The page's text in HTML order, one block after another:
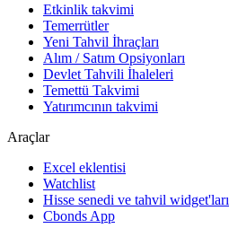
Etkinlik takvimi
Temerrütler
Yeni Tahvil İhraçları
Alım / Satım Opsiyonları
Devlet Tahvili İhaleleri
Temettü Takvimi
Yatırımcının takvimi
Araçlar
Excel eklentisi
Watchlist
Hisse senedi ve tahvil widget'ları
Cbonds App